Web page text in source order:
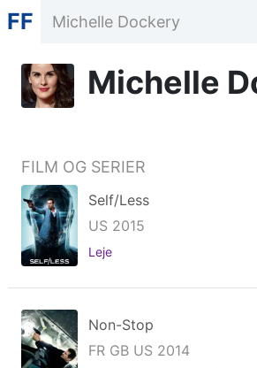
FF
Michelle
FILM OG SERIER
Self/Less
US 2015
Leje
Non-Stop
FR GB US 2014